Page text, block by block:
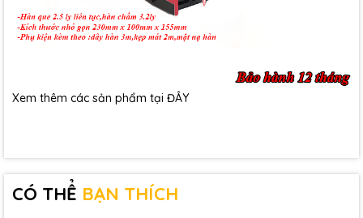
Xem thêm các sản phẩm tại ĐÂY
CÓ THỂ BẠN THÍCH